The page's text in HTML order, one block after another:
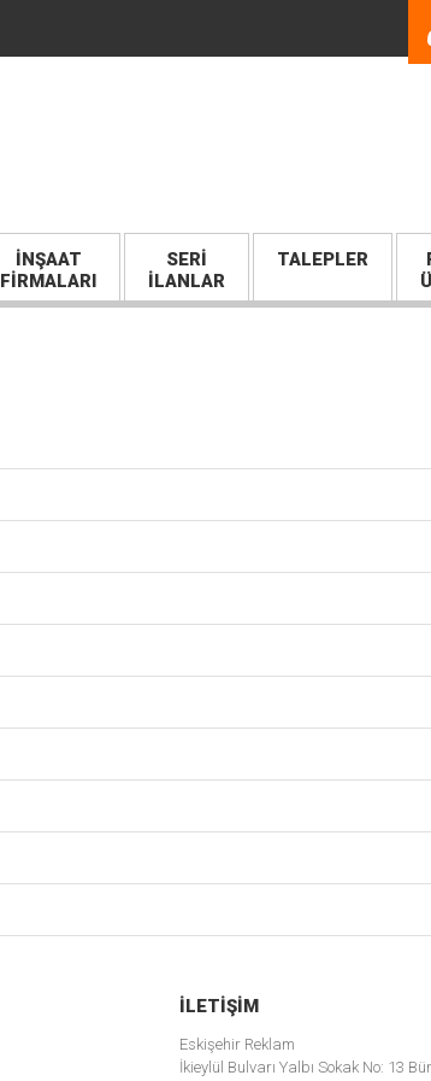
İNŞAAT
FİRMALARI
SERI
İLANLAR
TALEPLER
İLETIŞIM
Eskişehir Reklam
İkieylül Bulvarı Yalbı Sokak No: 13